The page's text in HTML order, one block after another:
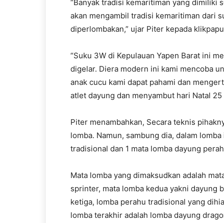
“Banyak tradisi kemaritiman yang dimiliki
akan mengambil tradisi kemaritiman dari
diperlombakan,” ujar Piter kepada
“Suku 3W di Kepulauan Yapen Barat ini
digelar. Diera modern ini kami mencoba
anak cucu kami dapat pahami dan
atlet dayung dan menyambut hari Natal 25
Piter menambahkan, Secara teknis
lomba. Namun, sambung dia, dalam
tradisional dan 1 mata lomba dayung
Mata lomba yang dimaksudkan adalah
sprinter, mata lomba kedua yakni dayung
ketiga, lomba perahu tradisional yang
lomba terakhir adalah lomba dayung